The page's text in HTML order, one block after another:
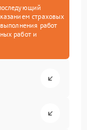
страховых
работ
работ и